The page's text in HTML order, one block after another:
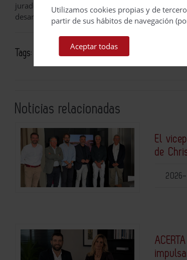
jurado que repartirá premios económicos de
desarrollo.
Tags: industria cervecera investigación
Noticias relacionadas
El
de
Utilizamos cookies propias y de
partir de sus hábitos de navegación
Aceptar todas